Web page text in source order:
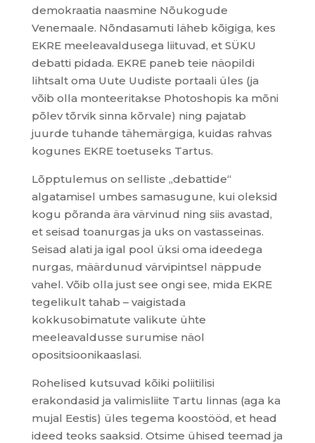
demokraatia naasmine Nõukogude
Venemaale. Nõndasamuti läheb kõigiga, kes
EKRE meeleavaldusega liituvad, et SÜKU
debatti pidada. EKRE paneb teie näopildi
lihtsalt oma Uute Uudiste portaali üles (ja
võib olla monteeritakse Photoshopis ka mõni
põlev tõrvik sinna kõrvale) ning pajatab
juurde tuhande tähemärgiga, kuidas rahvas
kogunes EKRE toetuseks Tartus.
Lõpptulemus on selliste „debattide“
algatamisel umbes samasugune, kui oleksid
kogu põranda ära värvinud ning siis avastad,
et seisad toanurgas ja uks on vastasseinas.
Seisad alati ja igal pool üksi oma ideedega
nurgas, määrdunud värvipintsel näppude
vahel. Võib olla just see ongi see, mida EKRE
tegelikult tahab – vaigistada
kokkusobimatute valikute ühte
meeleavaldusse surumise näol
opositsioonikaaslasi.
Rohelised kutsuvad kõiki poliitilisi
erakondasid ja valimisliite Tartu linnas (aga ka
mujal Eestis) üles tegema koostööd, et head
ideed teoks saaksid. Otsime ühised teemad ja